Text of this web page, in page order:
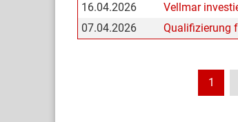
16.04.2026
Vellmar
07.04.2026
Qualifizierung
1